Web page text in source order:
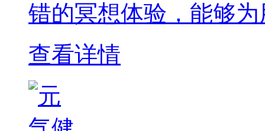
错的冥想体验，能够
查看详情